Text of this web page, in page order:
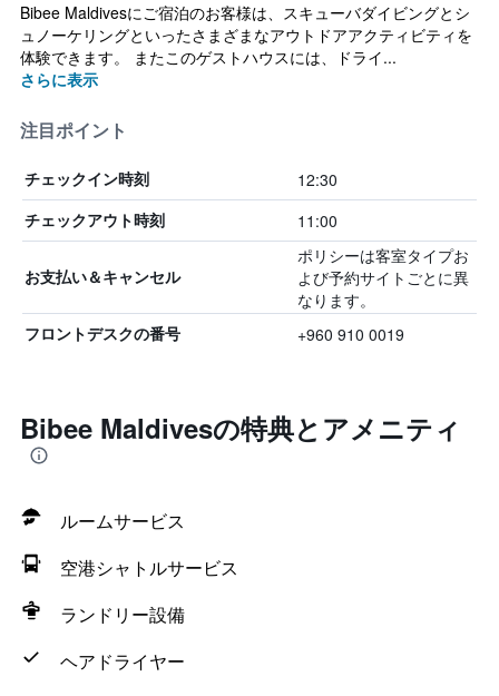
Bibee Maldivesにご宿泊のお客様は、スキューバダイビングとシ
ュノーケリングといったさまざまなアウトドアアクティビティを
体験できます。 またこのゲストハウスには、ドライ...
さらに表示
注目ポイント
チェックイン時刻 12:30
チェックアウト時刻 11:00
お支払い＆キャンセル
ポリシーは客室タイプお
よび予約サイトごとに異
なります。
フロントデスクの番号 +960 910 0019
Bibee Maldivesの特典とアメニティ
ルームサービス
空港シャトルサービス
ランドリー設備
ヘアドライヤー